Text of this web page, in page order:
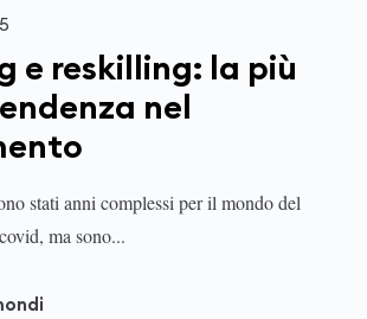
e reskilling: la più
nel
stati anni complessi per il mondo del
ma sono...